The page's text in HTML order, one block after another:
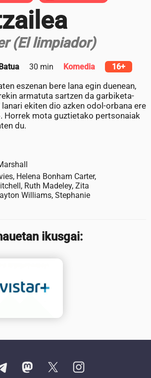
(El limpiador)
30 min Komedia 16+
eszenan bere lana egin duenean,
armatuta sartzen da garbiketa-
ekiten dio azken odol-orbana ere
Horrek mota guztietako pertsonaiak
du.
Helena Bonham Carter,
Ruth Madeley, Zita
Williams, Stephanie
ikusgai: